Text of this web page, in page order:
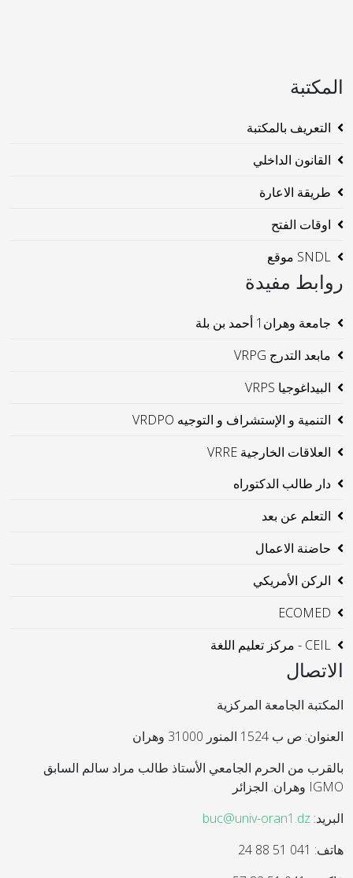
المكتبة
التعريف بالمكتبة
القانون الداخلي
طريقة الاعارة
اوقات الفتح
SNDL موقع
روابط مفيدة
جامعة وهران1 أحمد بن بلة
مابعد التدرج VRPG
البيداغوجيا VRPS
التنمية و الإستشراف و التوجيه VRDPO
العلاقات الخارجية VRRE
دار طالب الدكتوراه
التعلم عن بعد
حاضنة الاعمال
الركن الأمريكي
ECOMED
CEIL - مركز تعليم اللغة
الاتصال
المكتبة الجامعة المركزية
العنوان: ص ب 1524 المنور 31000 وهران
بالقرب من الحرم الجامعي الأستاذ طالب مراد سالم السابق
IGMO وهران. الجزائر
البريد: buc@univ-oran1.dz
هاتف: 041 51 88 24